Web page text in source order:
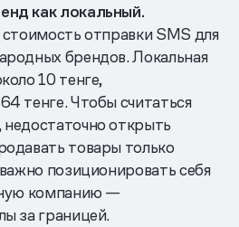
как локальный.
отправки SMS для
брендов. Локальная
10 тенге,
тенге. Чтобы считаться
открыть
товары только
позиционировать себя
компанию —
за границей.